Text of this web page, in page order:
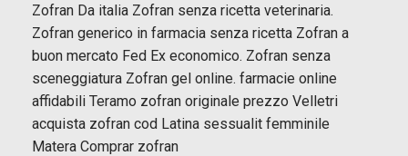
Zofran Da italia Zofran senza ricetta veterinaria.
Zofran generico in farmacia senza ricetta Zofran a
buon mercato Fed Ex economico. Zofran senza
sceneggiatura Zofran gel online. farmacie online
affidabili Teramo zofran originale prezzo Velletri
acquista zofran cod Latina sessualit femminile
Matera Comprar zofran